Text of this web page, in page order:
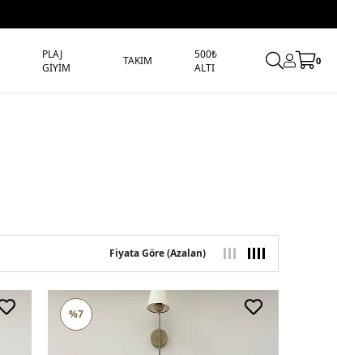
PLAJ
GİYİM
TAKIM
500₺
ALTI
0
Fiyata Göre (Azalan)
%7